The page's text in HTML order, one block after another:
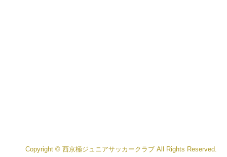
Copyright © 西京極ジュニアサッカークラブ All Rights Reserved.